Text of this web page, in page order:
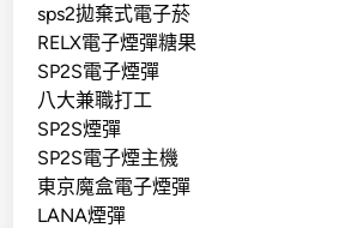
sps2拋棄式電子菸
RELX電子煙彈糖果
SP2S電子煙彈
八大兼職打工
SP2S煙彈
SP2S電子煙主機
東京魔盒電子煙彈
LANA煙彈